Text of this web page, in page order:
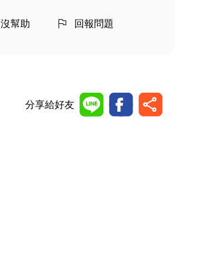
沒幫助 回報問題
分享給好友